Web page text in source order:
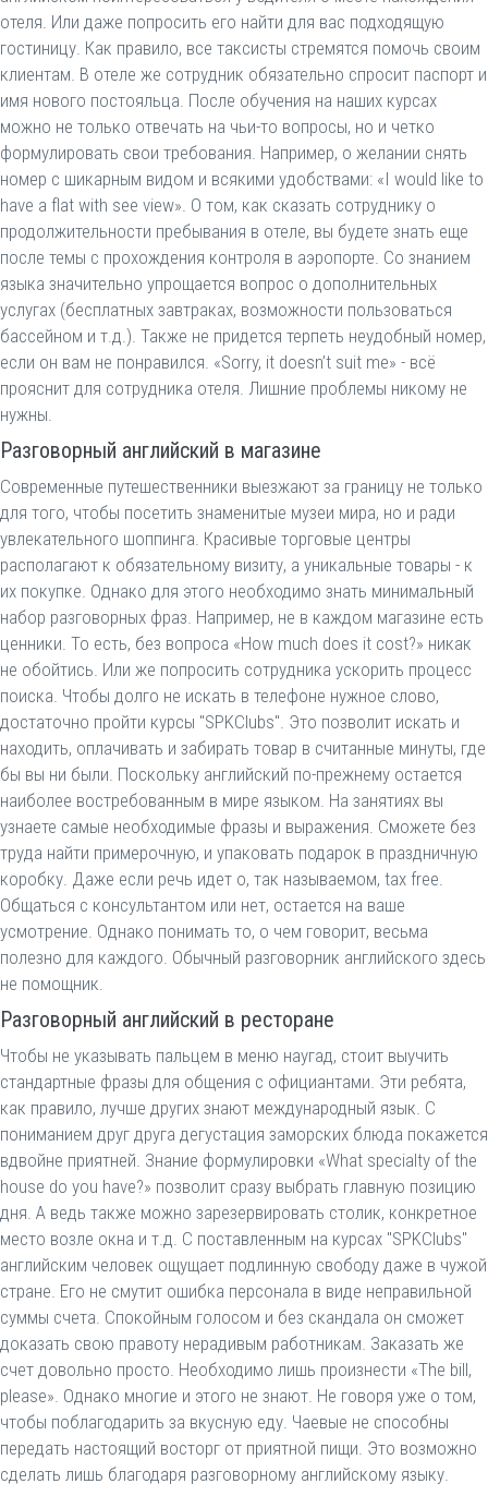
отеля. Или даже попросить его найти для вас подходящую
гостиницу. Как правило, все таксисты стремятся помочь своим
клиентам. В отеле же сотрудник обязательно спросит паспорт и
имя нового постояльца. После обучения на наших курсах
можно не только отвечать на чьи-то вопросы, но и четко
формулировать свои требования. Например, о желании снять
номер с шикарным видом и всякими удобствами: «I would like to
have а flat with see view». О том, как сказать сотруднику о
продолжительности пребывания в отеле, вы будете знать еще
после темы с прохождения контроля в аэропорте. Со знанием
языка значительно упрощается вопрос о дополнительных
услугах (бесплатных завтраках, возможности пользоваться
бассейном и т.д.). Также не придется терпеть неудобный номер,
если он вам не понравился. «Sorry, it doesn’t suit me» - всё
прояснит для сотрудника отеля. Лишние проблемы никому не
нужны.
Разговорный английский в магазине
Современные путешественники выезжают за границу не только
для того, чтобы посетить знаменитые музеи мира, но и ради
увлекательного шоппинга. Красивые торговые центры
располагают к обязательному визиту, а уникальные товары - к
их покупке. Однако для этого необходимо знать минимальный
набор разговорных фраз. Например, не в каждом магазине есть
ценники. То есть, без вопроса «How much does it cost?» никак
не обойтись. Или же попросить сотрудника ускорить процесс
поиска. Чтобы долго не искать в телефоне нужное слово,
достаточно пройти курсы "SPKClubs". Это позволит искать и
находить, оплачивать и забирать товар в считанные минуты, где
бы вы ни были. Поскольку английский по-прежнему остается
наиболее востребованным в мире языком. На занятиях вы
узнаете самые необходимые фразы и выражения. Сможете без
труда найти примерочную, и упаковать подарок в праздничную
коробку. Даже если речь идет о, так называемом, tax free.
Общаться с консультантом или нет, остается на ваше
усмотрение. Однако понимать то, о чем говорит, весьма
полезно для каждого. Обычный разговорник английского здесь
не помощник.
Разговорный английский в ресторане
Чтобы не указывать пальцем в меню наугад, стоит выучить
стандартные фразы для общения с официантами. Эти ребята,
как правило, лучше других знают международный язык. С
пониманием друг друга дегустация заморских блюда покажется
вдвойне приятней. Знание формулировки «What specialty of the
house do you have?» позволит сразу выбрать главную позицию
дня. А ведь также можно зарезервировать столик, конкретное
место возле окна и т.д. С поставленным на курсах "SPKClubs"
английским человек ощущает подлинную свободу даже в чужой
стране. Его не смутит ошибка персонала в виде неправильной
суммы счета. Спокойным голосом и без скандала он сможет
доказать свою правоту нерадивым работникам. Заказать же
счет довольно просто. Необходимо лишь произнести «The bill,
please». Однако многие и этого не знают. Не говоря уже о том,
чтобы поблагодарить за вкусную еду. Чаевые не способны
передать настоящий восторг от приятной пищи. Это возможно
сделать лишь благодаря разговорному английскому языку.